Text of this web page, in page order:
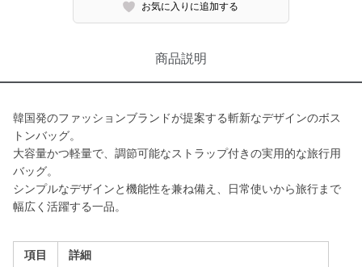
お気に入りに追加する
商品説明
韓国発のファッションブランドが提案する斬新なデザインのボス
トンバッグ。
大容量かつ軽量で、調節可能なストラップ付きの実用的な旅行用
バッグ。
シンプルなデザインと機能性を兼ね備え、日常使いから旅行まで
幅広く活躍する一品。
項目 詳細